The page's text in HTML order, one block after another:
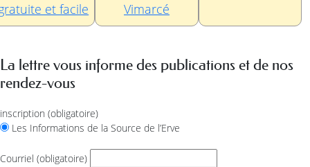
et facile
Vimarcé
La lettre vous informe des publications et de nos
rendez-vous
inscription (obligatoire)
Les Informations de la Source de l’Erve
Courriel (obligatoire)